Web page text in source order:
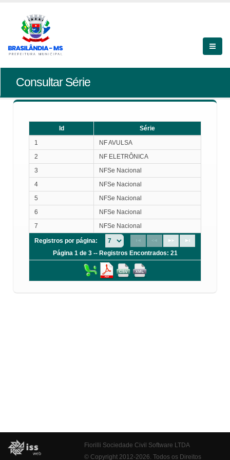
Consultar Série
Id
Série
1
NF AVULSA
2
NF ELETRÔNICA
3
NFSe Nacional
4
NFSe Nacional
5
NFSe Nacional
6
NFSe Nacional
7
NFSe Nacional
Registros por página:
Página 1 de 3 -- Registros Encontrados: 21
Fiorilli Sociedade Civil Software LTDA
© Copyright 2012-2026. Todos os Direitos